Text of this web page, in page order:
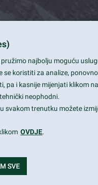
+1
najbolju moguću
koristiti za analize,
i kasnije mijenjati klikom
neophodni.
trenutku možete
OVDJE.
SVE